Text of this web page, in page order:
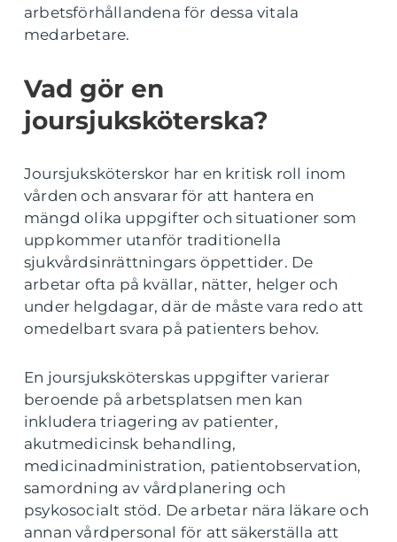
arbetsförhållandena för dessa vitala
medarbetare.
Vad gör en
joursjuksköterska?
Joursjuksköterskor har en kritisk roll inom
vården och ansvarar för att hantera en
mängd olika uppgifter och situationer som
uppkommer utanför traditionella
sjukvårdsinrättningars öppettider. De
arbetar ofta på kvällar, nätter, helger och
under helgdagar, där de måste vara redo att
omedelbart svara på patienters behov.
En joursjuksköterskas uppgifter varierar
beroende på arbetsplatsen men kan
inkludera triagering av patienter,
akutmedicinsk behandling,
medicinadministration, patientobservation,
samordning av vårdplanering och
psykosocialt stöd. De arbetar nära läkare och
annan vårdpersonal för att säkerställa att